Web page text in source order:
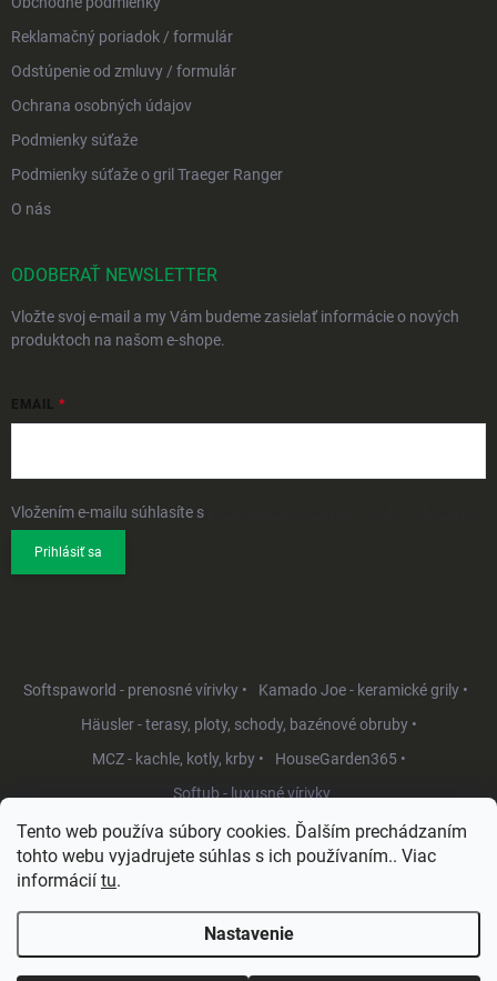
Tento web používa súbory cookies. Ďalším prechádzaním
tohto webu vyjadrujete súhlas s ich používaním.. Viac
informácií tu.
Nastavenie
Reklamačný poriadok / formulár
Odstúpenie od zmluvy / formulár
Ochrana osobných údajov
Podmienky súťaže
Podmienky súťaže o gril Traeger Ranger
O nás
ODOBERAŤ NEWSLETTER
Vložte svoj e-mail a my Vám budeme zasielať informácie o nových
produktoch na našom e-shope.
EMAIL
Vložením e-mailu súhlasíte s
Prihlásiť sa
Softspaworld - prenosné vírivky •
Kamado Joe - keramické grily •
Häusler - terasy, ploty, schody, bazénové obruby •
MCZ - kachle, kotly, krby •
HouseGarden365 •
Softub - luxusné vírivky